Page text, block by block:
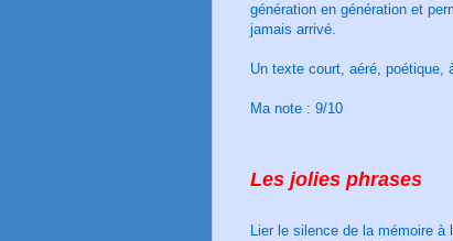
génération en génération et
jamais arrivé.
Un texte court, aéré, poétique,
Ma note : 9/10
Les jolies phrases
Lier le silence de la mémoire